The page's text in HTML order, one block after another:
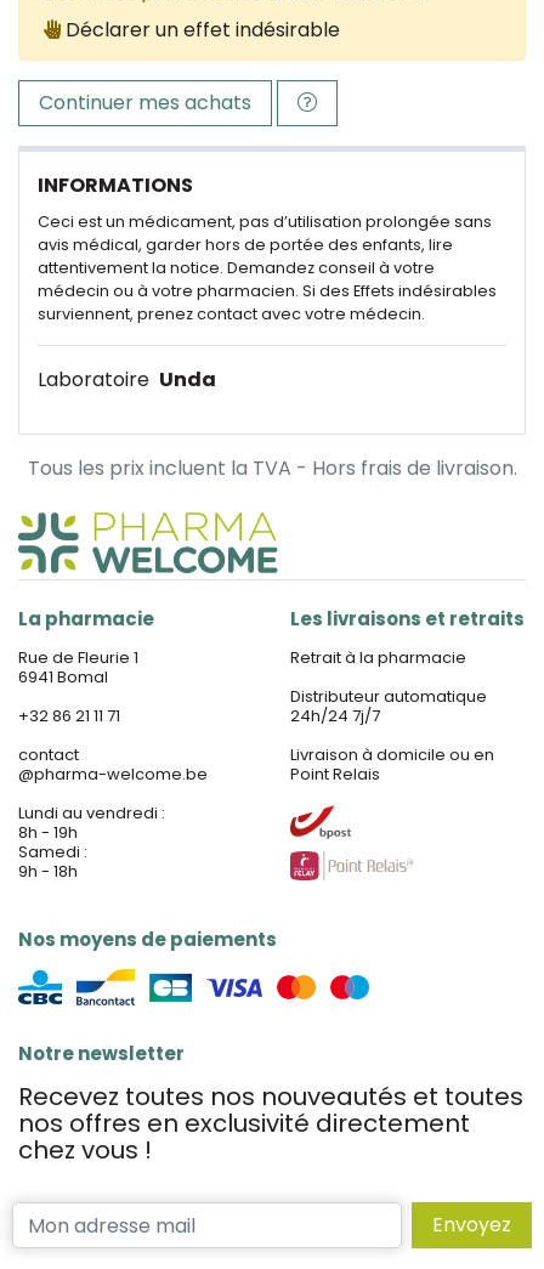
Déclarer un effet indésirable
Continuer mes achats
INFORMATIONS
Ceci est un médicament, pas d’utilisation prolongée sans
avis médical, garder hors de portée des enfants, lire
attentivement la notice. Demandez conseil à votre
médecin ou à votre pharmacien. Si des Effets indésirables
surviennent, prenez contact avec votre médecin.
Laboratoire Unda
Tous les prix incluent la TVA - Hors frais de livraison.
La pharmacie
Rue de Fleurie 1
6941 Bomal
+32 86 21 11 71
contact
@pharma-welcome.be
Lundi au vendredi :
8h - 19h
Samedi :
9h - 18h
Nos moyens de paiements
Les livraisons et retraits
Retrait à la pharmacie
Distributeur automatique
24h/24 7j/7
Livraison à domicile ou en
Point Relais
Notre newsletter
Recevez toutes nos nouveautés et toutes
nos offres en exclusivité directement
chez vous !
Envoyez